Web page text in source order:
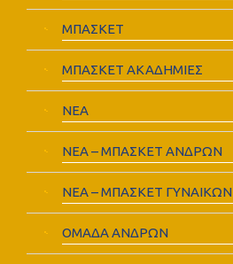
ΜΠΑΣΚΕΤ
ΜΠΑΣΚΕΤ ΑΚΑΔΗΜΙΕΣ
ΝΕΑ
ΝΕΑ – ΜΠΑΣΚΕΤ ΑΝΔΡΩΝ
ΝΕΑ – ΜΠΑΣΚΕΤ ΓΥΝΑΙΚΩΝ
ΟΜΑΔΑ ΑΝΔΡΩΝ